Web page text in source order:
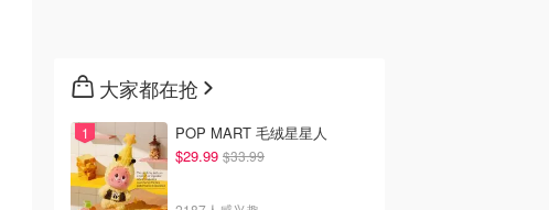
大家都在抢
POP MART 毛绒星星人
$29.99 $33.99